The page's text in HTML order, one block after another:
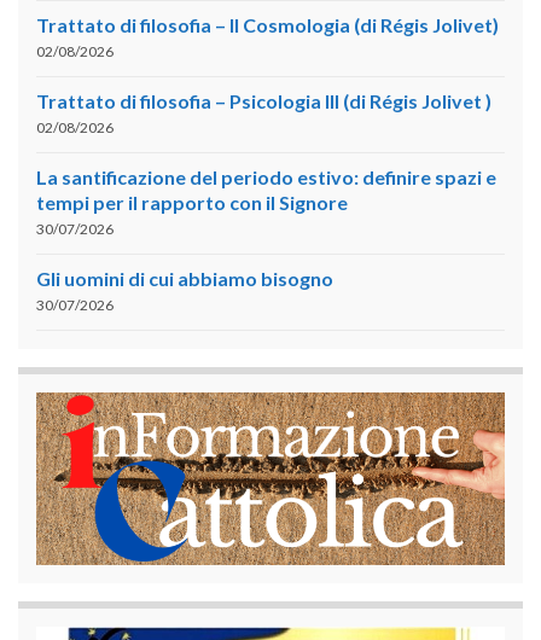
Trattato di filosofia – II Cosmologia (di Régis Jolivet)
02/08/2026
Trattato di filosofia – Psicologia III (di Régis Jolivet )
02/08/2026
La santificazione del periodo estivo: definire spazi e
tempi per il rapporto con il Signore
30/07/2026
Gli uomini di cui abbiamo bisogno
30/07/2026